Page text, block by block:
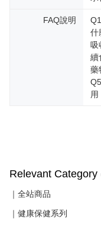
FAQ說明
什
吸
續
藥
用
Relevant Category
｜全站商品
｜健康保健系列